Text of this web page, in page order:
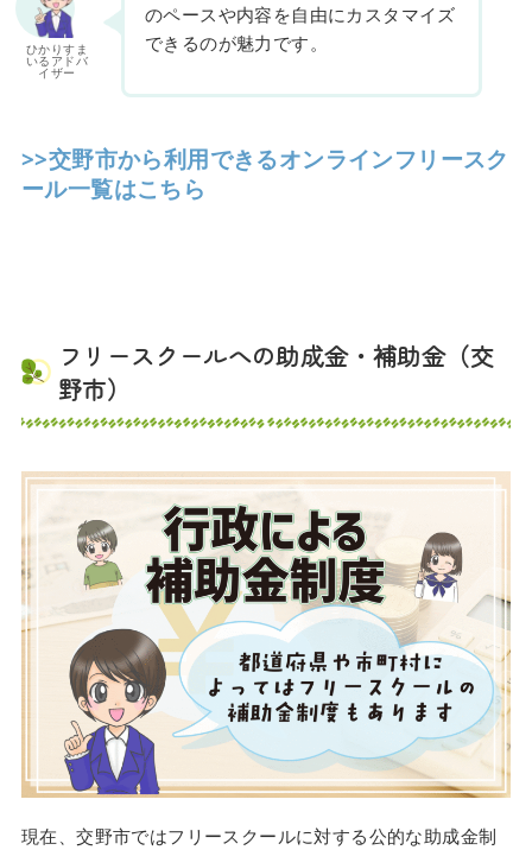
ひかりすま
いるアドバ
イザー
のペースや内容を自由にカスタマイズ
できるのが魅力です。
>>交野市から利用できるオンラインフリースク
ール一覧はこちら
フリースクールへの助成金・補助金（交
野市）
現在、交野市ではフリースクールに対する公的な助成金制